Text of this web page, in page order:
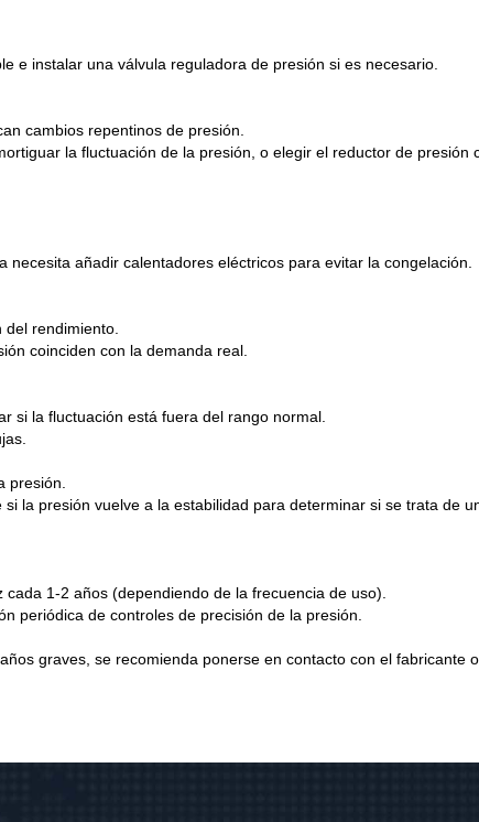
e instalar una válvula reguladora de presión si es necesario.
cambios repentinos de presión.
la fluctuación de la presión, o elegir el reductor de presión
añadir calentadores eléctricos para evitar la congelación.
rendimiento.
coinciden con la demanda real.
si la fluctuación está fuera del rango normal.
presión.
la presión vuelve a la estabilidad para determinar si se trata de
1-2 años (dependiendo de la frecuencia de uso).
periódica de controles de precisión de la presión.
graves, se recomienda ponerse en contacto con el fabricante